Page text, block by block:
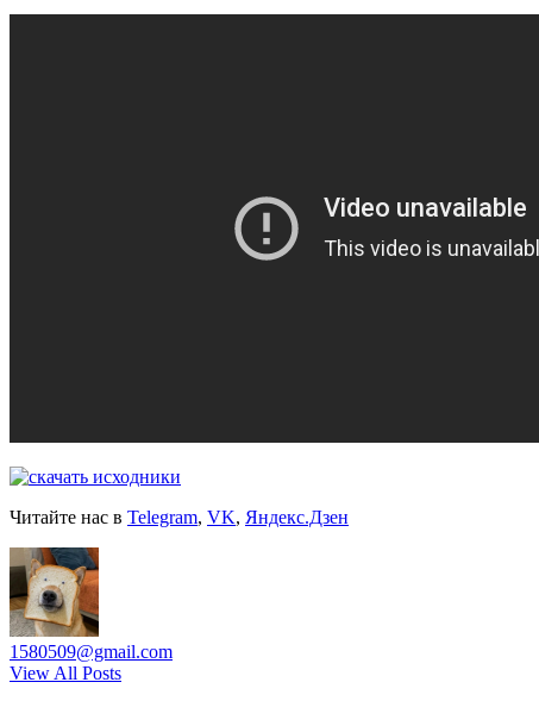
Читайте нас в Telegram, VK, Яндекс.Дзен
1580509@gmail.com
View All Posts